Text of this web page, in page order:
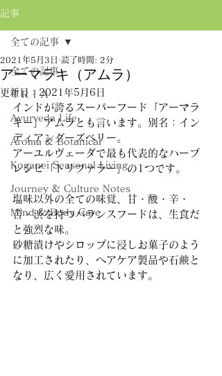
記事
全ての記事
ＴＲＩＡ
Ayurveda Life
Aroma & Botanical
Koganei Seasonal Living
Journey & Culture Notes
Mind & Body Care
全ての記事
アーマラキ（アムラ）
2021年5月3日 読了時間: 2分
更新日： 2021年5月6日
インドが誇るスーパーフード「アーマラ
キー」アムラとも言います。別名：イン
ディアングーズベリー。
アーユルヴェーダで最も代表的なハーブ
レシピ「トリファラー」の1つです。
塩味以外の全ての味覚、甘・酸・辛・
苦・渋を持つバランスフードは、生食だ
と強烈な味。
砂糖漬けやシロップに浸しお菓子のよう
に加工されたり、ヘアケア製品や石鹸と
なり、広く愛用されています。